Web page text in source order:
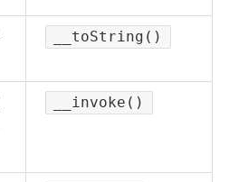
__toString()
__invoke()